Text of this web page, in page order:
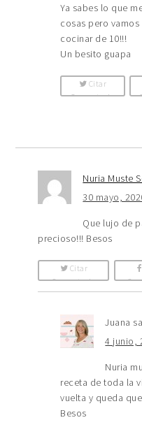
Ya sabes lo que
cosas pero
cocinar de 10!!!
Un besito guapa
Citar
Comentario
Nuria Muste
30 mayo,
Que lujo de
precioso!!! Besos
Citar
Comentario
Juana
4 junio,
Nuria
receta de toda la
vuelta y queda
Besos